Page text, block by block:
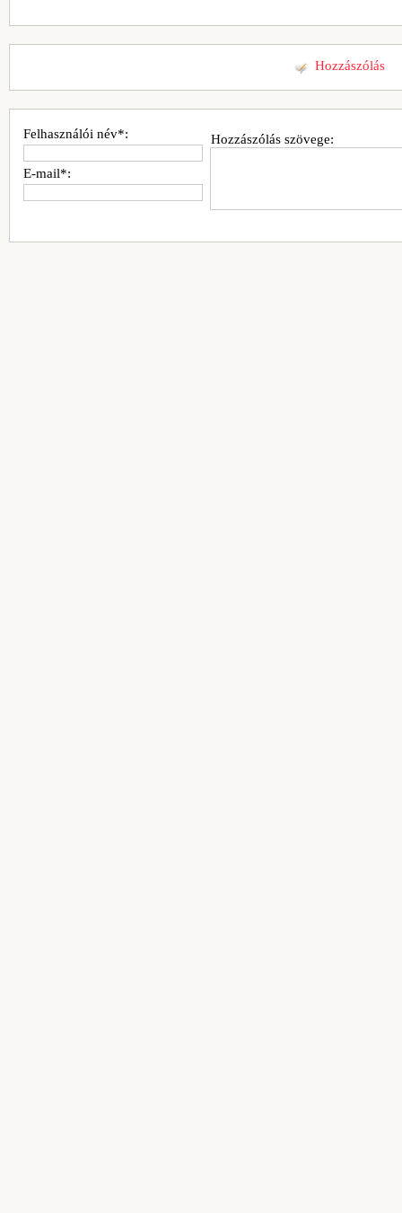
Hozzászólás
Hozzászólás szövege:
Felhasználói név*:
E-mail*: